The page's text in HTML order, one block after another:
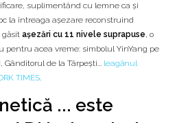
suplimentând cu lemne ca și
la întreaga așezare reconstruind
găsit așezări cu 11 nivele suprapuse, o
pentru acea vreme: simbolul YinYang pe
Gânditorul de la Târpești... leagănul
TIMES.
... este